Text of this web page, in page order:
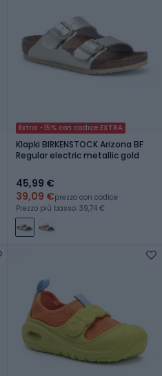
Extra -15% con codice EXTRA
Klapki BIRKENSTOCK Arizona BF
Regular electric metallic gold
45,99 €
39,09 €prezzo con codice
Prezzo più basso: 39,74 €